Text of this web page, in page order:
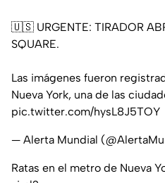
🇺🇸 URGENTE: TIRADOR
SQUARE.
Las imágenes fueron
Nueva York, una de las
pic.twitter.com/hysL8J5TOY
— Alerta Mundial
Ratas en el metro de Nueva